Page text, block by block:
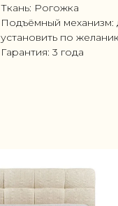
Ткань: Рогожка
Подъёмный
установить по
Гарантия: 3 года